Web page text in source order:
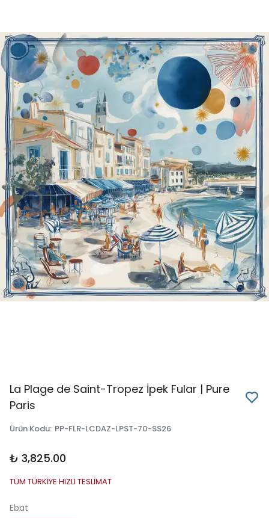
La Plage de Saint-Tropez İpek Fular | Pure
Paris
Ürün Kodu: PP-FLR-LCDAZ-LPST-70-SS26
₺ 3,825.00
TÜM TÜRKİYE HIZLI TESLİMAT
Ebat